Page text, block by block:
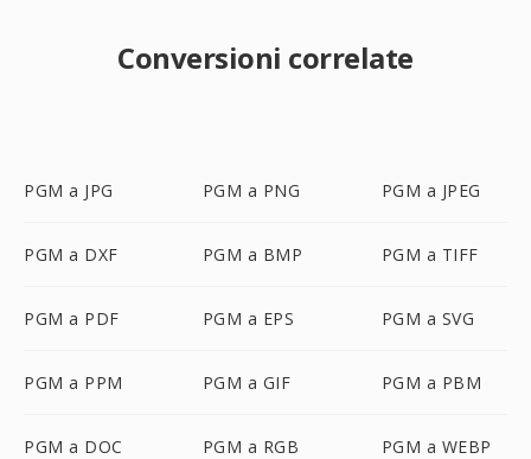
Conversioni correlate
PGM a JPG PGM a PNG PGM a JPEG
PGM a DXF PGM a BMP PGM a TIFF
PGM a PDF PGM a EPS PGM a SVG
PGM a PPM PGM a GIF PGM a PBM
PGM a DOC PGM a RGB PGM a WEBP